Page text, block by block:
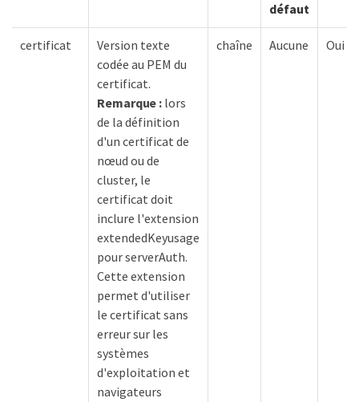
défaut
certificat
Version texte
codée au PEM du
certificat.
Remarque : lors
de la définition
d'un certificat de
nœud ou de
cluster, le
certificat doit
inclure l'extension
extendedKeyusage
pour serverAuth.
Cette extension
permet d'utiliser
le certificat sans
erreur sur les
systèmes
d'exploitation et
navigateurs
chaîne Aucune Oui